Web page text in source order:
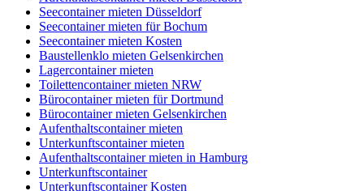
Seecontainer mieten Düsseldorf
Seecontainer mieten für Bochum
Seecontainer mieten Kosten
Baustellenklo mieten Gelsenkirchen
Lagercontainer mieten
Toilettencontainer mieten NRW
Bürocontainer mieten für Dortmund
Bürocontainer mieten Gelsenkirchen
Aufenthaltscontainer mieten
Unterkunftscontainer mieten
Aufenthaltscontainer mieten in Hamburg
Unterkunftscontainer
Unterkunftscontainer Kosten